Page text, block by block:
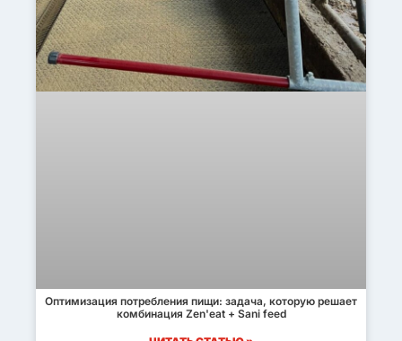
Оптимизация потребления пищи: задача, которую решает
комбинация Zen'eat + Sani feed